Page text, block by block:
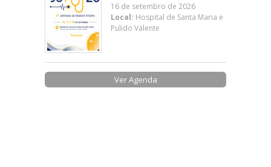
16 de setembro de 2026
Local: Hospital de Santa Maria e
Pulido Valente
Ver Agenda